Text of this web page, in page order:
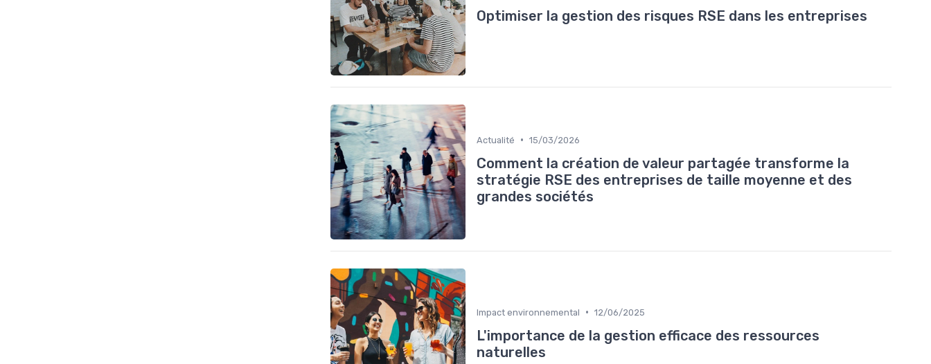
Optimiser la gestion des risques RSE dans les entreprises
Actualité • 15/03/2026
Comment la création de valeur partagée transforme la
stratégie RSE des entreprises de taille moyenne et des
grandes sociétés
Impact environnemental • 12/06/2025
L'importance de la gestion efficace des ressources
naturelles